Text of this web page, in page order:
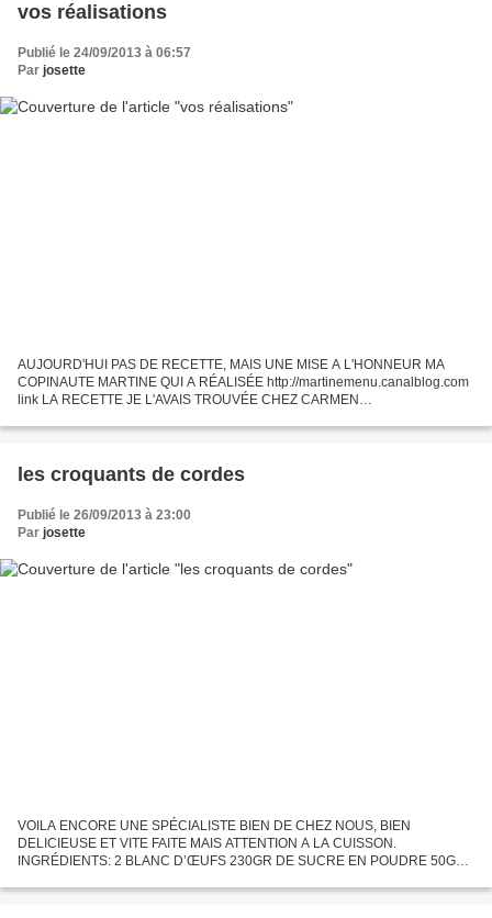
vos réalisations
Publié le 24/09/2013 à 06:57
Par josette
AUJOURD'HUI PAS DE RECETTE, MAIS UNE MISE A L'HONNEUR MA
COPINAUTE MARTINE QUI A RÉALISÉE http://martinemenu.canalblog.com
link LA RECETTE JE L'AVAIS TROUVÉE CHEZ CARMEN
MERCI MARTINE DE...
les croquants de cordes
Publié le 26/09/2013 à 23:00
Par josette
VOILA ENCORE UNE SPÉCIALISTE BIEN DE CHEZ NOUS, BIEN
DELICIEUSE ET VITE FAITE MAIS ATTENTION A LA CUISSON.
INGRÉDIENTS: 2 BLANC D’ŒUFS 230GR DE SUCRE EN POUDRE 50GR
four a 200°c. faire une...